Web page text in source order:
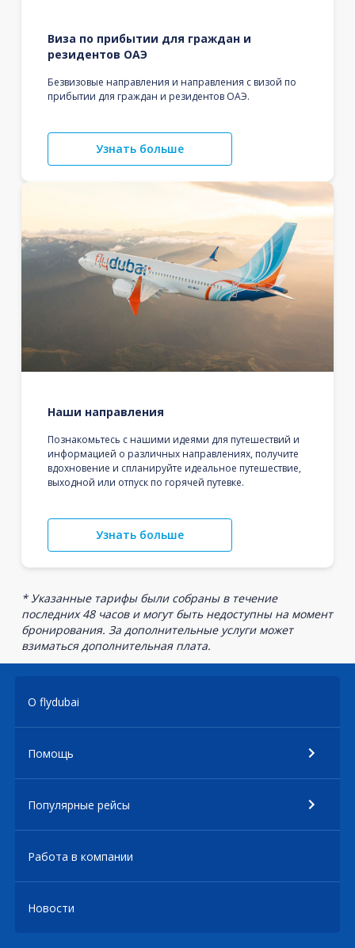
Виза по прибытии для граждан и
резидентов ОАЭ
Безвизовые направления и направления с визой по
прибытии для граждан и резидентов ОАЭ.
Узнать больше
Наши направления
Познакомьтесь с нашими идеями для путешествий и
информацией о различных направлениях, получите
вдохновение и спланируйте идеальное путешествие,
выходной или отпуск по горячей путевке.
Узнать больше
* Указанные тарифы были собраны в течение
последних 48 часов и могут быть недоступны на момент
бронирования. За дополнительные услуги может
взиматься дополнительная плата.
О flydubai
Помощь
Популярные рейсы
Работа в компании
Новости